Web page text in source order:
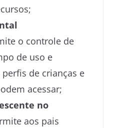
o controle de
de uso e
de crianças e
acessar;
no
aos pais